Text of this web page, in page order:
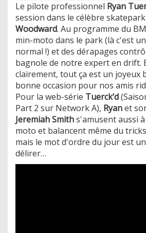
Le pilote professionnel Ryan
session dans le célèbre
Woodward. Au programme du
min-moto dans le park (là c'est
normal !) et des dérapages
bagnole de notre expert en drift.
clairement, tout ça est un joyeux
bonne occasion pour nos amis
​Pour la web-série Tuerck’d
Part 2 sur Network A), Ryanet
Jeremiah Smiths'amusent aussi
moto et balancent même du
mais le mot d'ordre du jour est
délirer…